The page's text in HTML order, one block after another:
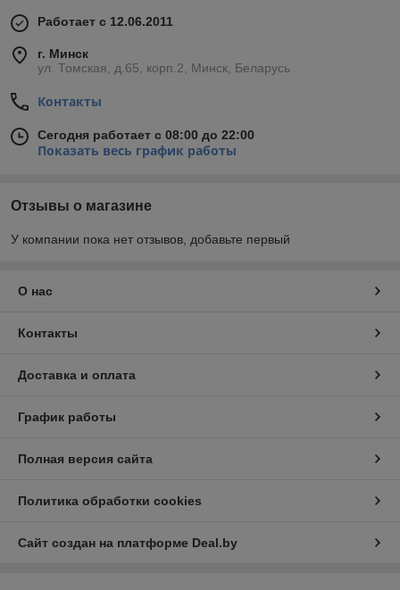
Работает с 12.06.2011
г. Минск
ул. Томская, д.65, корп.2, Минск, Беларусь
Контакты
Сегодня работает с 08:00 до 22:00
Показать весь график работы
Отзывы о магазине
У компании пока нет отзывов, добавьте первый
О нас
Контакты
Доставка и оплата
График работы
Полная версия сайта
Политика обработки cookies
Сайт создан на платформе Deal.by